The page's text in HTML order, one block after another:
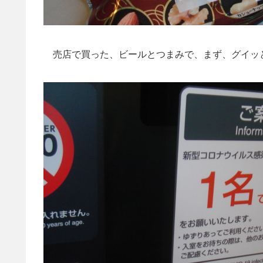
売店で買った、ビールとつまみで、まず、グイッ